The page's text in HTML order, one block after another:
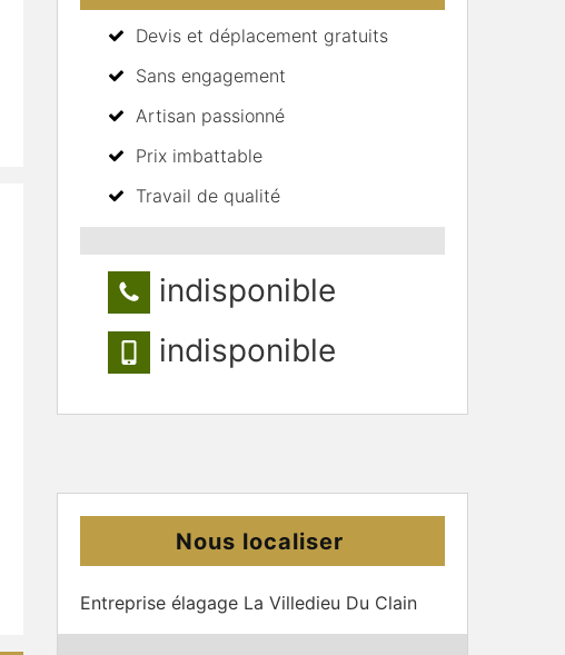
Devis et déplacement gratuits
Sans engagement
Artisan passionné
Prix imbattable
Travail de qualité
indisponible
indisponible
Nous localiser
Entreprise élagage La Villedieu Du Clain